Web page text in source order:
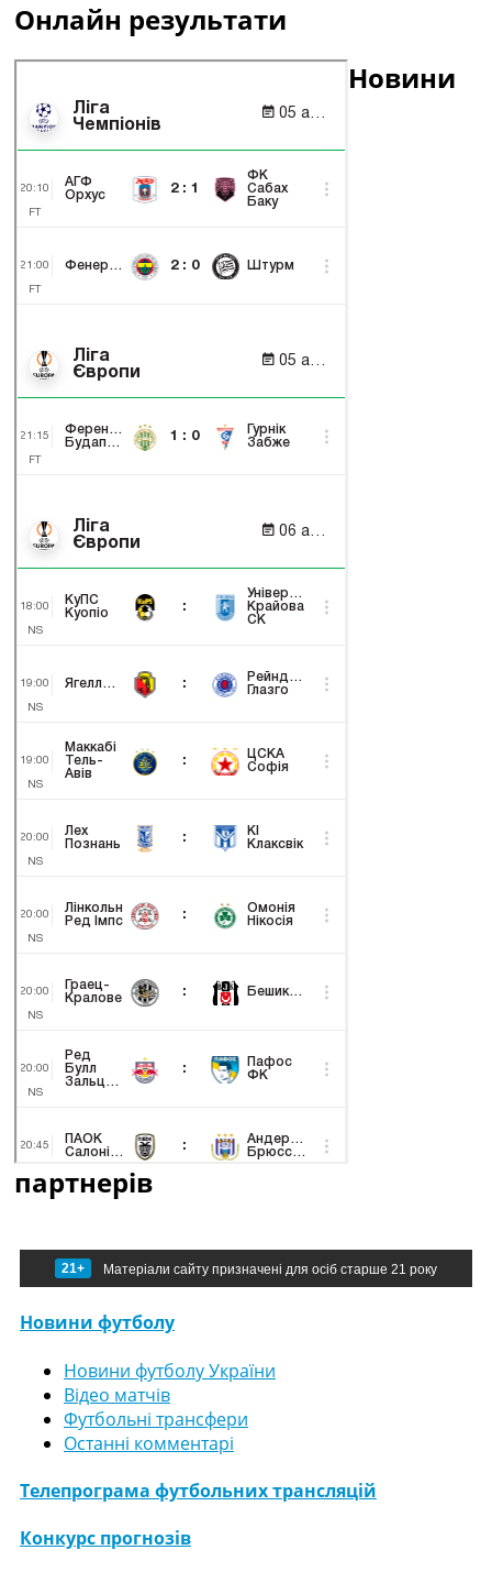
Онлайн результати
Новини
партнерів
21+ Матеріали сайту призначені для осіб старше 21 року
Новини футболу
Новини футболу України
Відео матчів
Футбольні трансфери
Останні комментарі
Телепрограма футбольних трансляцій
Конкурс прогнозів